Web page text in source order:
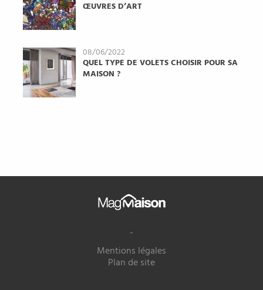
ŒUVRES D’ART
08/06/2022
QUEL TYPE DE VOLETS CHOISIR POUR SA
MAISON ?
Mag
Maison
-
Mentions légales
Plan de site